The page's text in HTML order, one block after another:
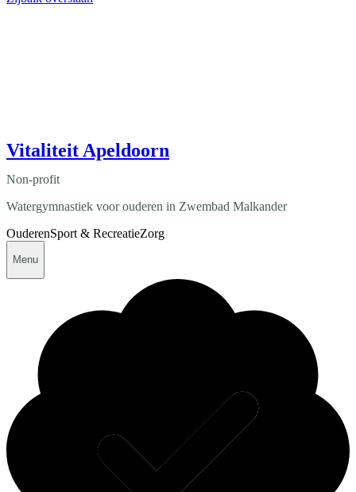
Vitaliteit Apeldoorn
Non-profit
Watergymnastiek voor ouderen in Zwembad Malkander
OuderenSport & RecreatieZorg
Menu